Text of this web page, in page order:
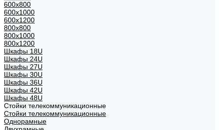
600x800
600х1000
600х1200
800x800
800х1000
800х1200
Шкафы 18U
Шкафы 24U
Шкафы 27U
Шкафы 30U
Шкафы 36U
Шкафы 42U
Шкафы 48U
Стойки телекоммуникационные
Стойки телекоммуникационные
Однорамные